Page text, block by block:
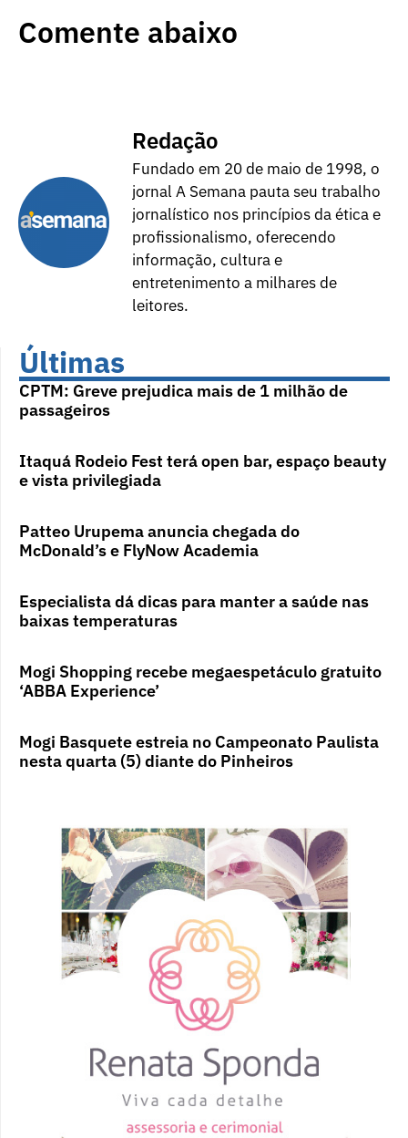
Comente abaixo
Redação
Fundado em 20 de maio de 1998, o
jornal A Semana pauta seu trabalho
jornalístico nos princípios da ética e
profissionalismo, oferecendo
informação, cultura e
entretenimento a milhares de
leitores.
Últimas
CPTM: Greve prejudica mais de 1 milhão de
passageiros
Itaquá Rodeio Fest terá open bar, espaço beauty
e vista privilegiada
Patteo Urupema anuncia chegada do
McDonald’s e FlyNow Academia
Especialista dá dicas para manter a saúde nas
baixas temperaturas
Mogi Shopping recebe megaespetáculo gratuito
‘ABBA Experience’
Mogi Basquete estreia no Campeonato Paulista
nesta quarta (5) diante do Pinheiros